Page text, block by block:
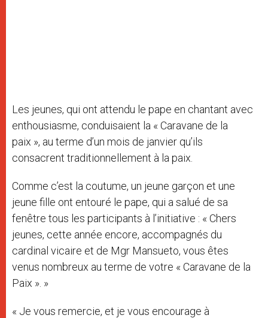
Les jeunes, qui ont attendu le pape en chantant avec
enthousiasme, conduisaient la « Caravane de la
paix », au terme d’un mois de janvier qu’ils
consacrent traditionnellement à la paix.
Comme c’est la coutume, un jeune garçon et une
jeune fille ont entouré le pape, qui a salué de sa
fenêtre tous les participants à l’initiative : « Chers
jeunes, cette année encore, accompagnés du
cardinal vicaire et de Mgr Mansueto, vous êtes
venus nombreux au terme de votre « Caravane de la
Paix ». »
« Je vous remercie, et je vous encourage à